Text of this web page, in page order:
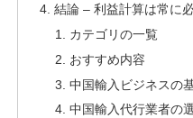
結論 – 利益計算は常に
カテゴリの一覧
おすすめ内容
中国輸入ビジネスの
中国輸入代行業者の